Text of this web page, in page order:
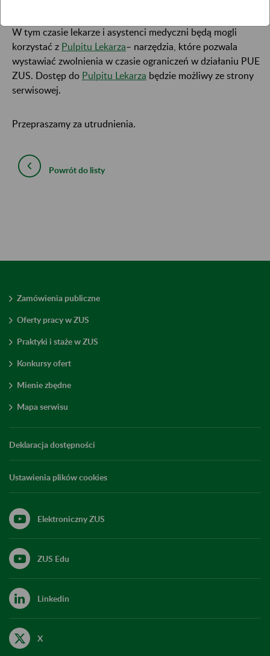
W tym czasie lekarze i asystenci medyczni będą mogli
korzystać z Pulpitu Lekarza– narzędzia, które pozwala
wystawiać zwolnienia w czasie ograniczeń w działaniu PUE
ZUS. Dostęp do Pulpitu Lekarza będzie możliwy ze strony
serwisowej.
Przepraszamy za utrudnienia.
Powrót do listy
Zamówienia publiczne
Oferty pracy w ZUS
Praktyki i staże w ZUS
Konkursy ofert
Mienie zbędne
Mapa serwisu
Deklaracja dostępności
Ustawienia plików cookies
Elektroniczny ZUS
ZUS Edu
Linkedin
X